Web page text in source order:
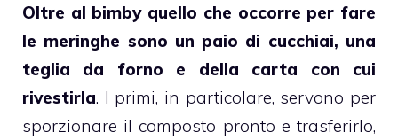
Oltre al bimby quello che occorre per fare
le meringhe sono un paio di cucchiai, una
teglia da forno e della carta con cui
rivestirla. I primi, in particolare, servono per
sporzionare il composto pronto e trasferirlo,